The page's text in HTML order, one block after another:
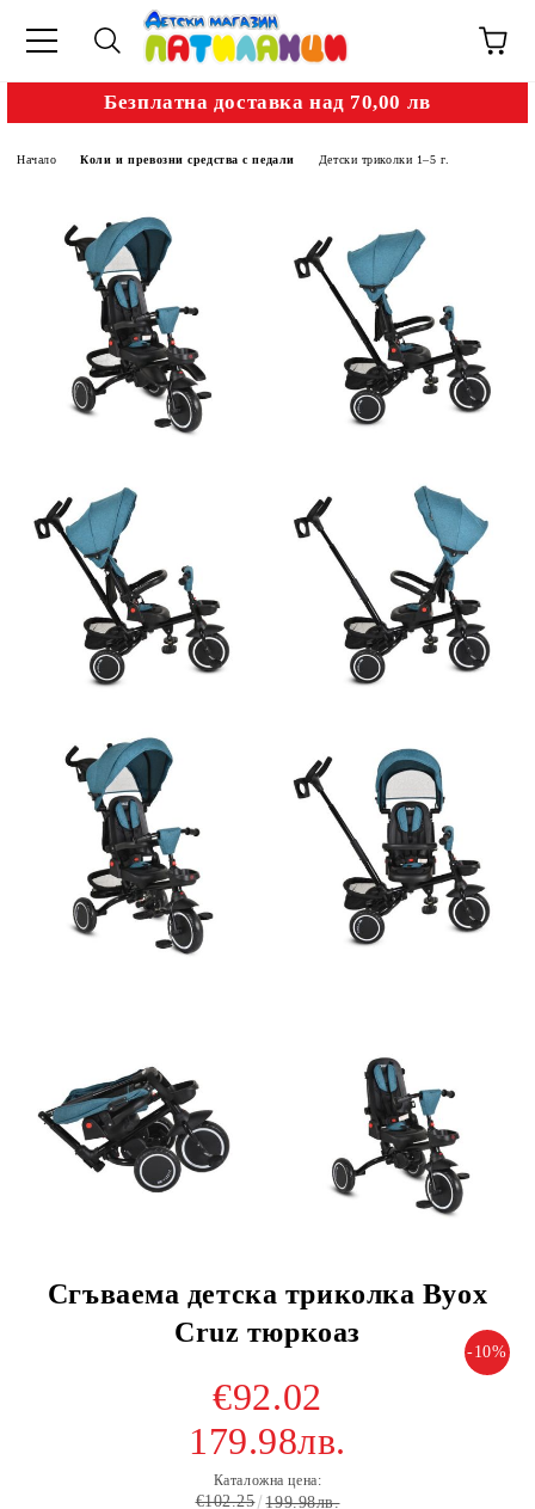
Безплатна доставка над 70,00 лв
Начало Коли и превозни средства с педали Детски триколки 1–5 г.
Сгъваема детска триколка Byox
Cruz тюркоаз
-10%
€92.02
179.98лв.
Каталожна цена:
€102.25 199.98лв.